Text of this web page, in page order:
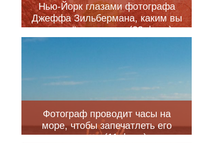
Нью-Йорк глазами фотографа
Джеффа Зильбермана, каким вы
его ещё не видели (23 фото)
Фотограф проводит часы на
море, чтобы запечатлеть его
красоту (11 фото)